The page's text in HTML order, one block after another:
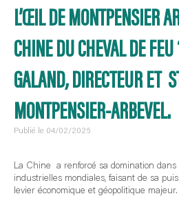
L’ŒIL DE MONTPENSIER
CHINE DU CHEVAL DE
GALAND, DIRECTEUR ET
MONTPENSIER-ARBEVEL.
Publié le 04/02/2026
La Chine a renforcé sa domination
industrielles mondiales, faisant de sa
levier économique et géopolitique majeur.